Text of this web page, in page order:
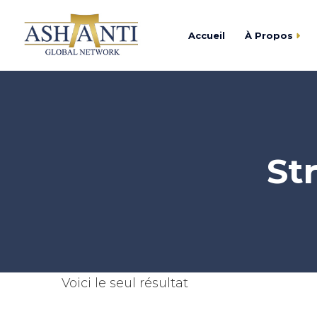
Accueil À Propos
Cercle Ashanti
Voici le seul résultat